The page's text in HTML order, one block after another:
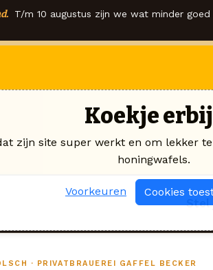
T/m 10 augustus zijn we wat minder
Stel
· PRIVATBRAUEREI GAFFEL BECKER
Koekje
zijn site super werkt en om lekker
honingwafels.
Voorkeuren Cookies